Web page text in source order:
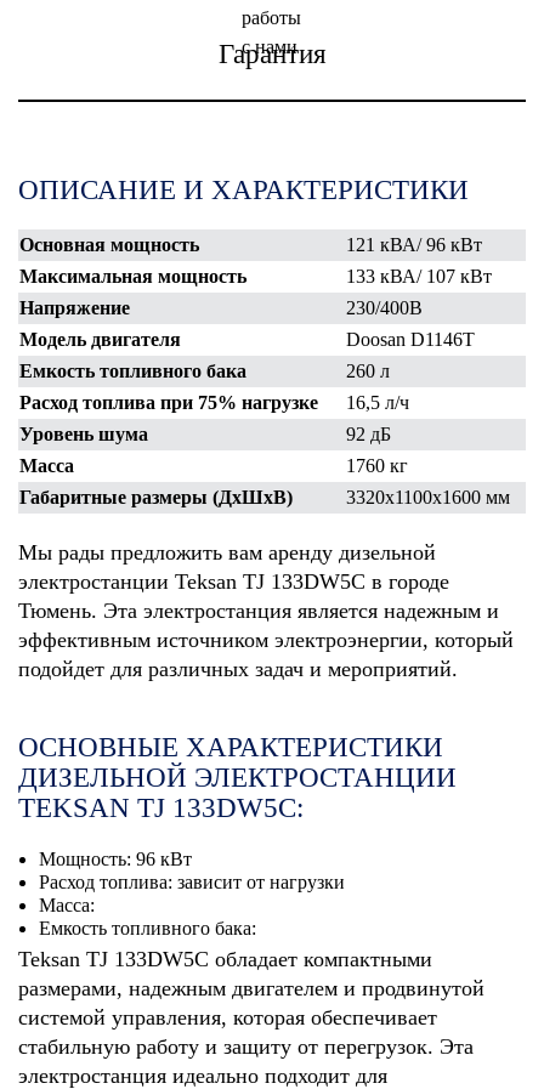
Гарантия
ОПИСАНИЕ И ХАРАКТЕРИСТИКИ
Основная мощность
121 кВА/ 96 кВт
Максимальная мощность
133 кВА/ 107 кВт
Напряжение
230/400В
Модель двигателя
Doosan D1146T
Емкость топливного бака
260 л
Расход топлива при 75% нагрузке
16,5 л/ч
Уровень шума
92 дБ
Масса
1760 кг
Габаритные размеры (ДхШхВ)
3320х1100х1600 мм
Мы рады предложить вам аренду дизельной
электростанции Teksan TJ 133DW5C в городе
Тюмень. Эта электростанция является надежным и
эффективным источником электроэнергии, который
подойдет для различных задач и мероприятий.
ОСНОВНЫЕ ХАРАКТЕРИСТИКИ
ДИЗЕЛЬНОЙ ЭЛЕКТРОСТАНЦИИ
TEKSAN TJ 133DW5C:
Мощность: 96 кВт
Расход топлива: зависит от нагрузки
Масса:
Емкость топливного бака:
Teksan TJ 133DW5C обладает компактными
размерами, надежным двигателем и продвинутой
системой управления, которая обеспечивает
стабильную работу и защиту от перегрузок. Эта
электростанция идеально подходит для